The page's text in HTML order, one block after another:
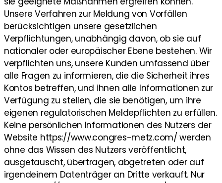
Unsere Verfahren zur Meldung von Vorfällen
berücksichtigen unsere gesetzlichen
Verpflichtungen, unabhängig davon, ob sie auf
nationaler oder europäischer Ebene bestehen. Wir
verpflichten uns, unsere Kunden umfassend über
alle Fragen zu informieren, die die Sicherheit ihres
Kontos betreffen, und ihnen alle Informationen zur
Verfügung zu stellen, die sie benötigen, um ihre
eigenen regulatorischen Meldepflichten zu erfüllen.
Keine persönlichen Informationen des Nutzers der
Website https://www.congres-metz.com/ werden
ohne das Wissen des Nutzers veröffentlicht,
ausgetauscht, übertragen, abgetreten oder auf
irgendeinem Datenträger an Dritte verkauft. Nur